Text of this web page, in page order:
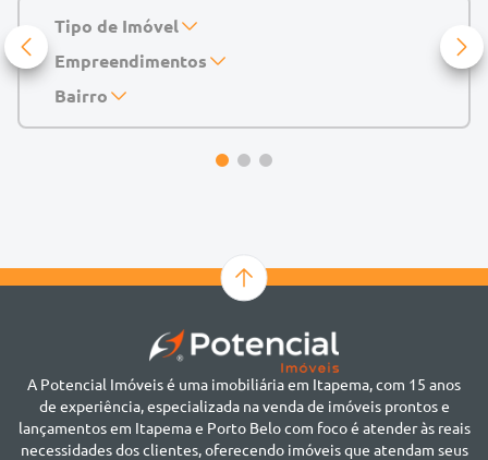
Tipo de Imóvel
Apartamento
Casa
Geminado
Terreno
Empreendimentos
143 Mayfair Home Boutique
Accendis Home Living
Bairro
Alto do São Bento
Canto da Praia
Ilhota
Jardim Praia Mar
Meia Praia
A Potencial Imóveis é uma imobiliária em Itapema, com 15 anos
de experiência, especializada na venda de imóveis prontos e
lançamentos em Itapema e Porto Belo com foco é atender às reais
necessidades dos clientes, oferecendo imóveis que atendam seus